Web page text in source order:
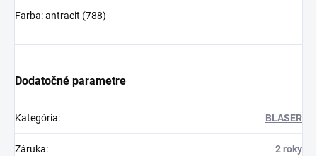
Farba: antracit (788)
Dodatočné parametre
Kategória: BLASER
Záruka: 2 roky